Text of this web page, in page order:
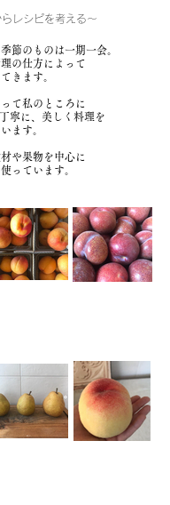
レシピを考える～
節のものは一期一会。
の仕方によって
きます。
て私のところに
寧に、美しく料理を
ます。
や果物を中心に
っています。